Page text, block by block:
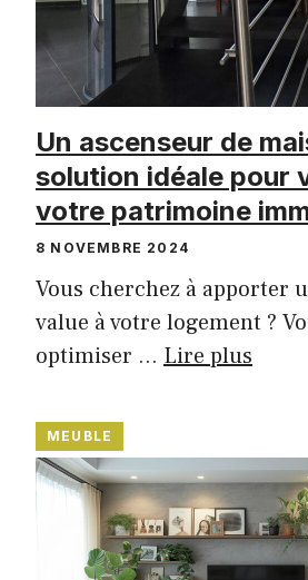
Un ascenseur de
solution idéale pour
votre patrimoine
8 NOVEMBRE 2024
Vous cherchez à apporter
value à votre logement ?
optimiser … Lire plus
MEUBLE